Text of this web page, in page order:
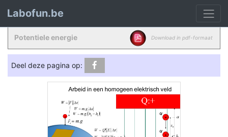
Labofun.be
Potentiele energie Download in pdf-formaat
Deel deze pagina op: